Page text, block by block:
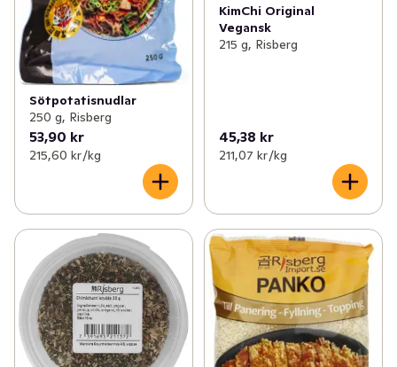
Sötpotatisnudlar
250 g, Risberg
53,90 kr
215,60 kr /kg
KimChi Original
Vegansk
215 g, Risberg
45,38 kr
211,07 kr /kg